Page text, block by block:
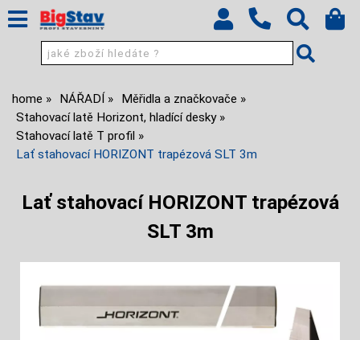
home NÁŘADÍ
Měřidla a značkovače
Stahovací latě Horizont, hladící desky
Stahovací latě T profil
Lať stahovací HORIZONT trapézová SLT 3m
Lať stahovací HORIZONT trapézová
SLT 3m